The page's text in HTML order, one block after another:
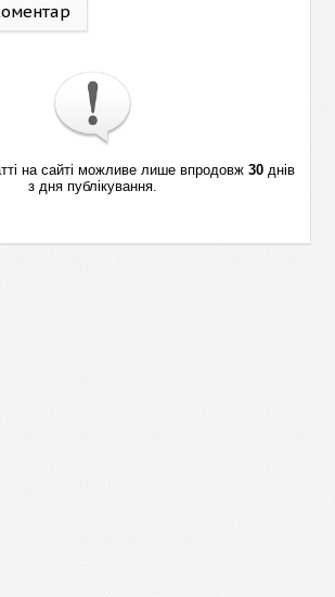
на сайті можливе лише впродовж 30днів
з дня публікування.